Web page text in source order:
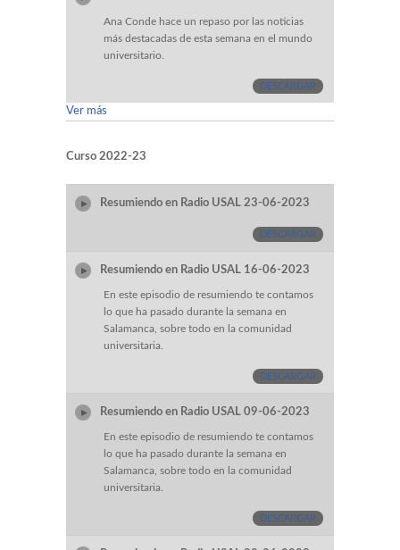
Ana Conde hace un repaso por las noticias
más destacadas de esta semana en el mundo
universitario.
DESCARGAR
Ver más
Curso 2022-23
Resumiendo en Radio USAL 23-06-2023
DESCARGAR
Resumiendo en Radio USAL 16-06-2023
En este episodio de resumiendo te contamos
lo que ha pasado durante la semana en
Salamanca, sobre todo en la comunidad
universitaria.
DESCARGAR
Resumiendo en Radio USAL 09-06-2023
En este episodio de resumiendo te contamos
lo que ha pasado durante la semana en
Salamanca, sobre todo en la comunidad
universitaria.
DESCARGAR